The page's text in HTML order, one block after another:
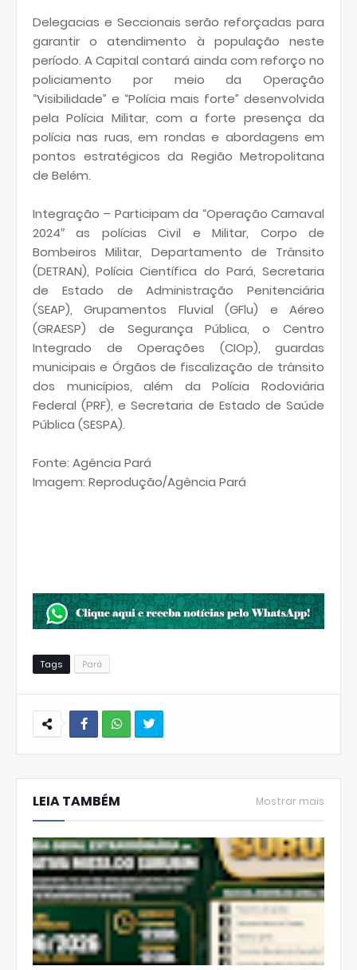
Delegacias e Seccionais serão reforçadas para
garantir o atendimento à população neste
período. A Capital contará ainda com reforço no
policiamento por meio da Operação
“Visibilidade” e “Polícia mais forte” desenvolvida
pela Polícia Militar, com a forte presença da
polícia nas ruas, em rondas e abordagens em
pontos estratégicos da Região Metropolitana
de Belém.
Integração – Participam da “Operação Carnaval
2024″ as polícias Civil e Militar, Corpo de
Bombeiros Militar, Departamento de Trânsito
(DETRAN), Polícia Científica do Pará, Secretaria
de Estado de Administração Penitenciária
(SEAP), Grupamentos Fluvial (GFlu) e Aéreo
(GRAESP) de Segurança Pública, o Centro
Integrado de Operações (CIOp), guardas
municipais e Órgãos de fiscalização de trânsito
dos municípios, além da Polícia Rodoviária
Federal (PRF), e Secretaria de Estado de Saúde
Pública (SESPA).
Fonte: Agência Pará
Imagem: Reprodução/Agência Pará
Tags Pará
hats
Ap
LEIA TAMBÉM Mostrar mais